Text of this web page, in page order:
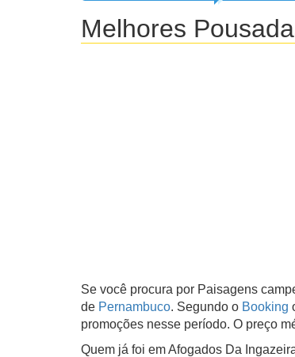
Melhores
Se você procura por Paisagens
de Pernambuco. Segundo o Booking
promoções nesse período. O preço
Quem já foi em Afogados Da